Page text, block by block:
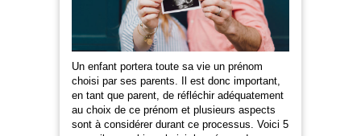
Un enfant portera toute sa vie un prénom
choisi par ses parents. Il est donc important,
en tant que parent, de réfléchir adéquatement
au choix de ce prénom et plusieurs aspects
sont à considérer durant ce processus. Voici 5